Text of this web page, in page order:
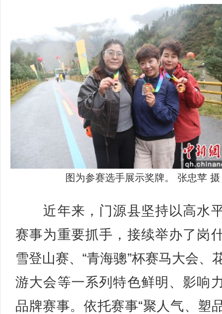
图为参赛选手展示奖牌。 张忠苹 摄
近年来，门源县坚持以高水
赛事为重要抓手，接续举办了岗
雪登山赛、“青海骢”杯赛马大会、
游大会等一系列特色鲜明、影响
品牌赛事。依托赛事“聚人气、塑